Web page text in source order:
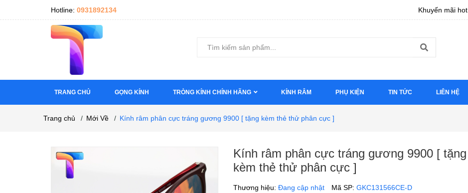
Hotline: 0931892134 Khuyến mãi hot
TRANG CHỦ GỌNG KÍNH TRÒNG KÍNH CHÍNH HÃNG KÍNH RÂM PHỤ KIỆN TIN TỨC LIÊN HỆ
Trang chủ / Mới Về / Kính râm phân cực tráng gương 9900 [ tặng kèm thẻ thử phân cực ]
Kính râm phân cực tráng gương 9900 [ tặng
kèm thẻ thử phân cực ]
Thương hiệu: Đang cập nhật Mã SP: GKC131566CE-D